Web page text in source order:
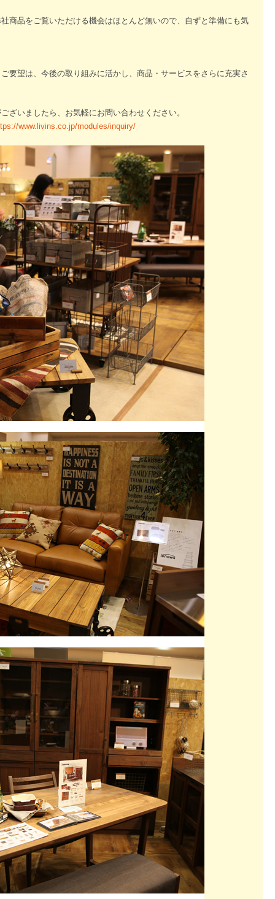
商品をご覧いただける機会はほとんど無いので、自ずと準備にも気
要望は、今後の取り組みに活かし、商品・サービスをさらに充実さ
ざいましたら、お気軽にお問い合わせください。
www.livins.co.jp/modules/inquiry/